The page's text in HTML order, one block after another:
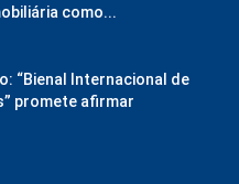
como...
“Bienal Internacional de
promete afirmar